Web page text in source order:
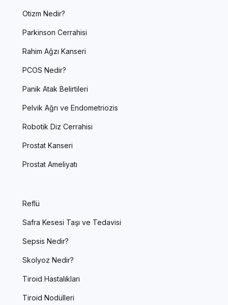
Otizm Nedir?
Parkinson Cerrahisi
Rahim Ağzı Kanseri
PCOS Nedir?
Panik Atak Belirtileri
Pelvik Ağrı ve Endometriozis
Robotik Diz Cerrahisi
Prostat Kanseri
Prostat Ameliyatı
Reflü
Safra Kesesi Taşı ve Tedavisi
Sepsis Nedir?
Skolyoz Nedir?
Tiroid Hastalıkları
Tiroid Nodülleri